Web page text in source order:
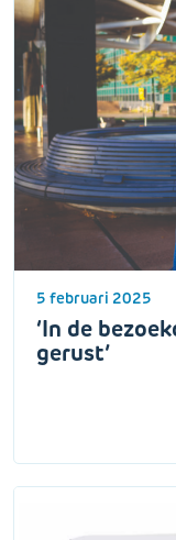
5 februari 2025
‘In de
gerust’